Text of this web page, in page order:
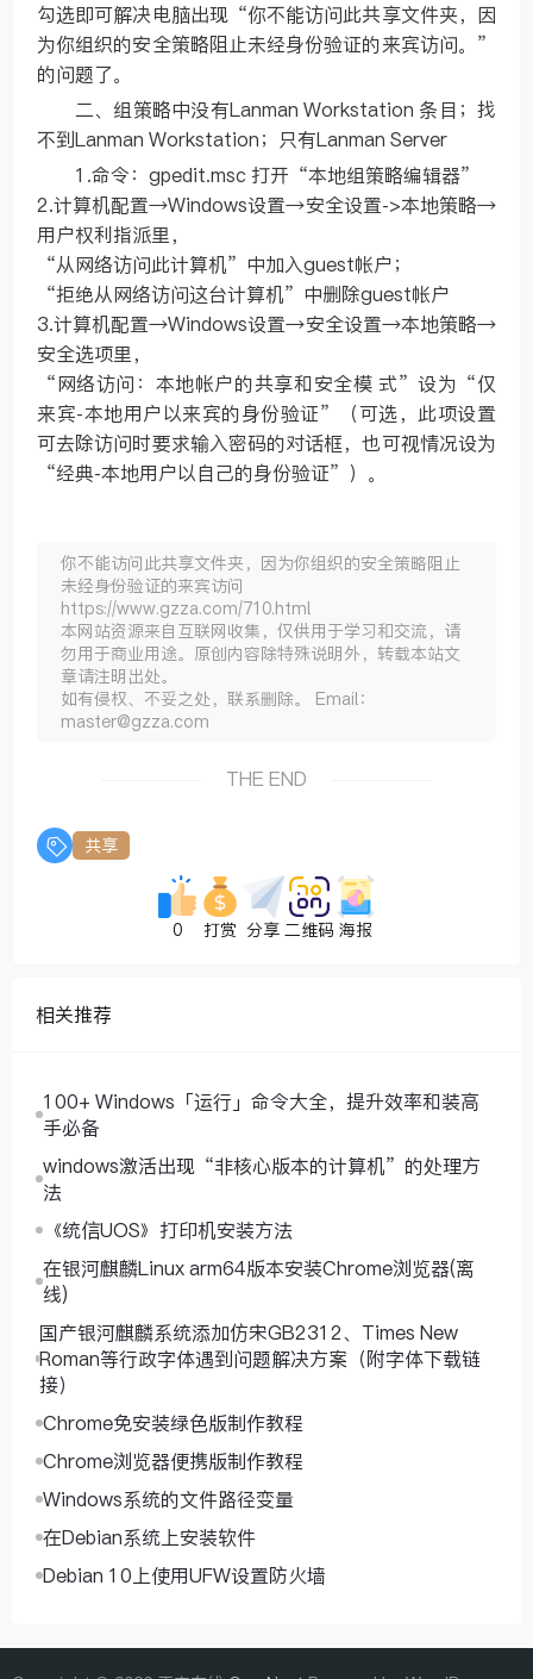
勾选即可解决电脑出现“你不能访问此共享文件夹，因
为你组织的安全策略阻止未经身份验证的来宾访问。”
的问题了。
二、组策略中没有Lanman Workstation 条目；找
不到Lanman Workstation；只有Lanman Server
1.命令：gpedit.msc 打开“本地组策略编辑器”
2.计算机配置→Windows设置→安全设置->本地策略→
用户权利指派里，
“从网络访问此计算机”中加入guest帐户；
“拒绝从网络访问这台计算机”中删除guest帐户
3.计算机配置→Windows设置→安全设置→本地策略→
安全选项里，
“网络访问：本地帐户的共享和安全模 式”设为“仅
来宾-本地用户以来宾的身份验证”（可选，此项设置
可去除访问时要求输入密码的对话框，也可视情况设为
“经典-本地用户以自己的身份验证”）。
你不能访问此共享文件夹，因为你组织的安全策略阻止
未经身份验证的来宾访问
https://www.gzza.com/710.html
本网站资源来自互联网收集，仅供用于学习和交流，请
勿用于商业用途。原创内容除特殊说明外，转载本站文
章请注明出处。
如有侵权、不妥之处，联系删除。 Email：
master@gzza.com
THE END
共享
0 打赏 分享 二维码 海报
相关推荐
100+ Windows「运行」命令大全，提升效率和装高
手必备
windows激活出现“非核心版本的计算机”的处理方
法
《统信UOS》打印机安装方法
在银河麒麟Linux arm64版本安装Chrome浏览器(离
线)
国产银河麒麟系统添加仿宋GB2312、Times New
Roman等行政字体遇到问题解决方案（附字体下载链
接）
Chrome免安装绿色版制作教程
Chrome浏览器便携版制作教程
Windows系统的文件路径变量
在Debian系统上安装软件
Debian 10上使用UFW设置防火墙